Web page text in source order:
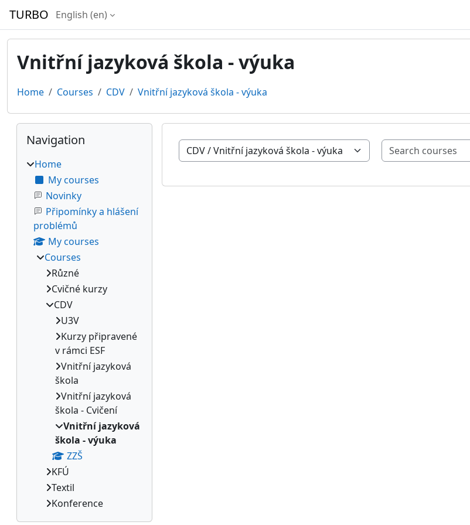
TURBO English ‎(en)‎
Vnitřní jazyková škola - výuka
Home Courses CDV Vnitřní jazyková škola - výuka
Course categories
Blocks
Skip Navigation
Navigation
Home
My courses
Novinky
Připomínky a hlášení
problémů
My courses
Courses
Různé
Cvičné kurzy
CDV
U3V
Kurzy připravené
v rámci ESF
Vnitřní jazyková
škola
Vnitřní jazyková
škola - Cvičení
Vnitřní jazyková
škola - výuka
ZZŠ
KFÚ
Textil
Konference